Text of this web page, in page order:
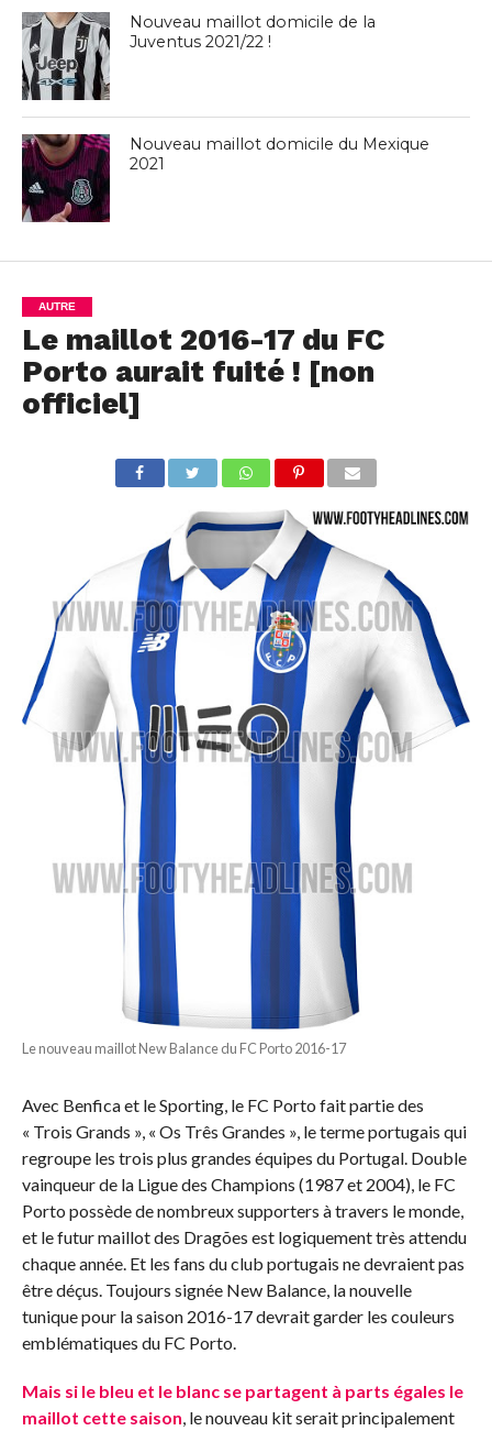
Nouveau maillot domicile de la
Juventus 2021/22 !
Nouveau maillot domicile du Mexique
2021
AUTRE
Le maillot 2016-17 du FC
Porto aurait fuité ! [non
officiel]
Le nouveau maillot New Balance du FC Porto 2016-17
Avec Benfica et le Sporting, le FC Porto fait partie des
« Trois Grands », « Os Três Grandes », le terme portugais qui
regroupe les trois plus grandes équipes du Portugal. Double
vainqueur de la Ligue des Champions (1987 et 2004), le FC
Porto possède de nombreux supporters à travers le monde,
et le futur maillot des Dragões est logiquement très attendu
chaque année. Et les fans du club portugais ne devraient pas
être déçus. Toujours signée New Balance, la nouvelle
tunique pour la saison 2016-17 devrait garder les couleurs
emblématiques du FC Porto.
Mais si le bleu et le blanc se partagent à parts égales le
maillot cette saison, le nouveau kit serait principalement